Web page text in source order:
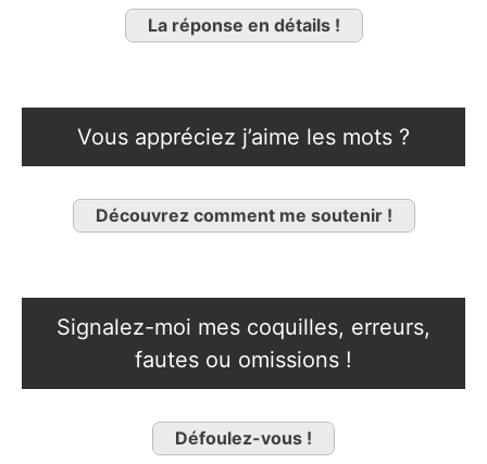
La réponse en détails !
Vous appréciez j’aime les mots ?
Découvrez comment me soutenir !
Signalez-moi mes coquilles, erreurs,
fautes ou omissions !
Défoulez-vous !